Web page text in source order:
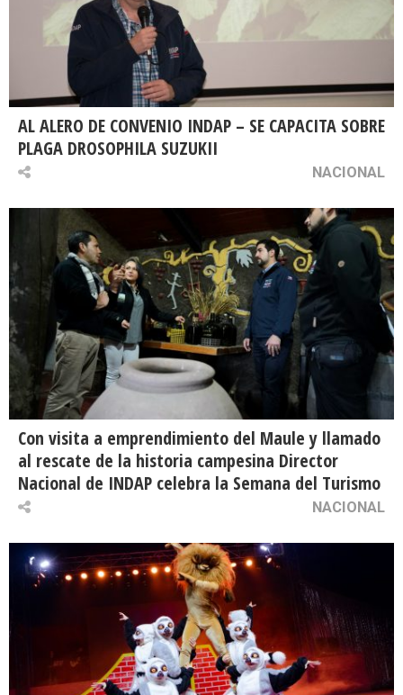
AL ALERO DE CONVENIO INDAP – SE CAPACITA SOBRE
PLAGA DROSOPHILA SUZUKII
NACIONAL
Con visita a emprendimiento del Maule y llamado
al rescate de la historia campesina Director
Nacional de INDAP celebra la Semana del Turismo
NACIONAL